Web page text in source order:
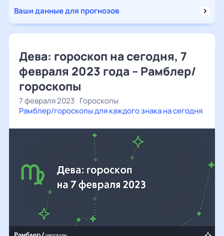
Ваши данные для прогнозов
Дева: гороскоп на сегодня, 7
февраля 2023 года – Рамблер/
гороскопы
7 февраля 2023 Гороскопы
Рамблер/гороскопы для каждого знака на сегодня